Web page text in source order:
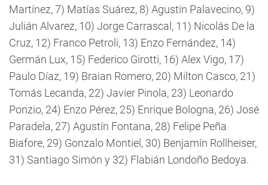
Martínez, 7) Matías Suárez, 8) Agustín Palavecino, 9)
Julián Alvarez, 10) Jorge Carrascal, 11) Nicolás De la
Cruz, 12) Franco Petroli, 13) Enzo Fernández, 14)
Germán Lux, 15) Federico Girotti, 16) Alex Vigo, 17)
Paulo Díaz, 19) Braian Romero, 20) Milton Casco, 21)
Tomás Lecanda, 22) Javier Pinola, 23) Leonardo
Ponzio, 24) Enzo Pérez, 25) Enrique Bologna, 26) José
Paradela, 27) Agustín Fontana, 28) Felipe Peña
Biafore, 29) Gonzalo Montiel, 30) Benjamín Rollheiser,
31) Santiago Simón y 32) Flabián Londoño Bedoya.